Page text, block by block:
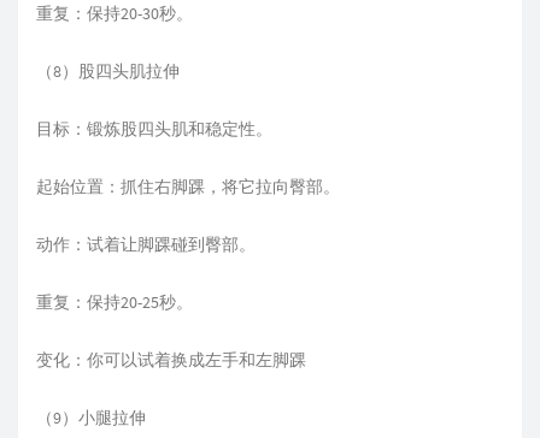
重复：保持20-30秒。
（8）股四头肌拉伸
目标：锻炼股四头肌和稳定性。
起始位置：抓住右脚踝，将它拉向臀部。
动作：试着让脚踝碰到臀部。
重复：保持20-25秒。
变化：你可以试着换成左手和左脚踝
（9）小腿拉伸